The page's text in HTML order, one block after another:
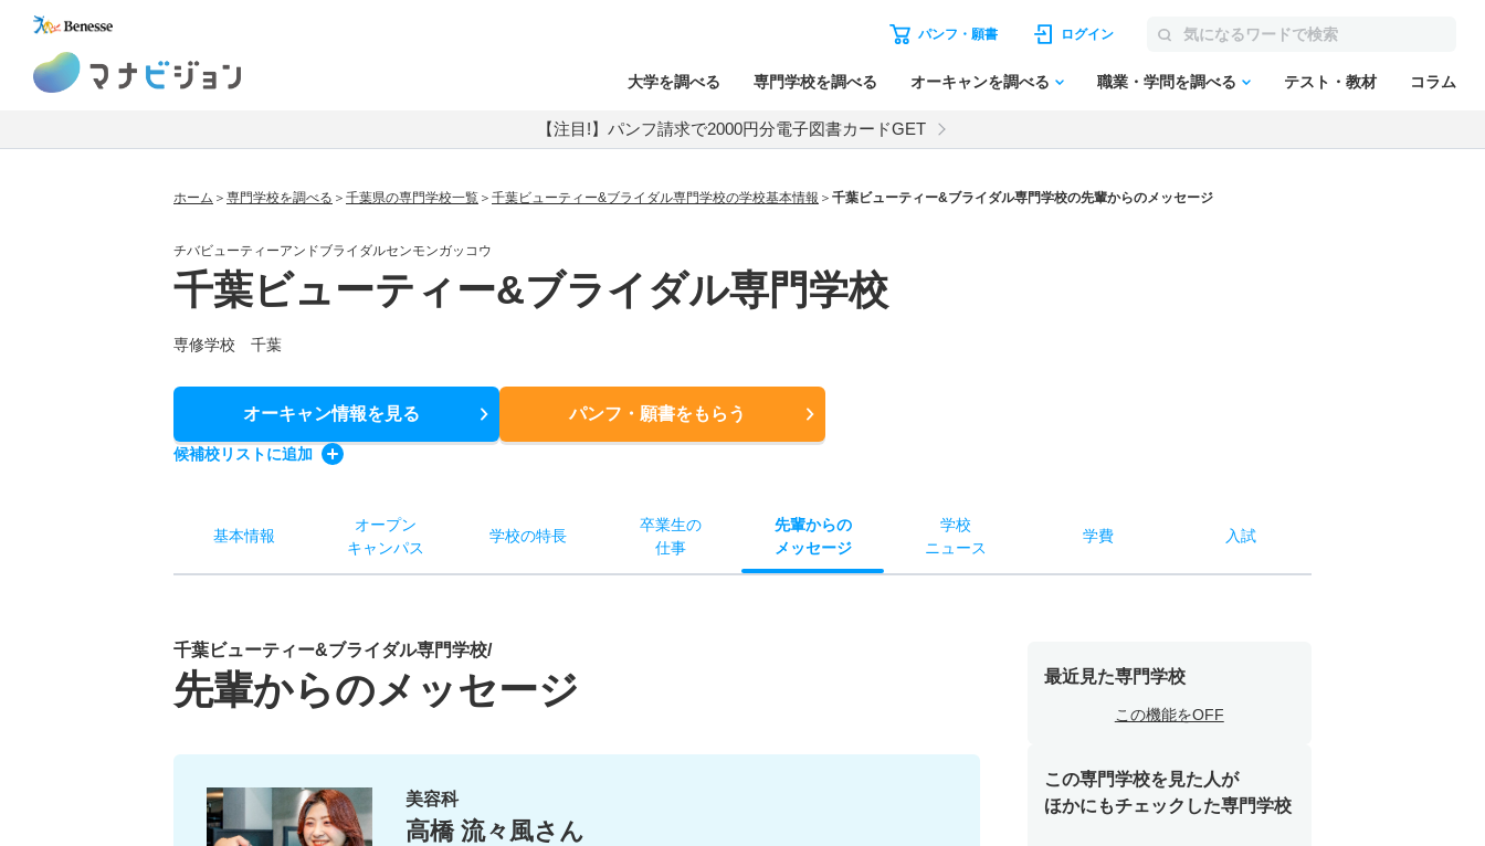
パンフ・願書 ログイン
大学を調べる 専門学校を調べる オーキャンを調べる 職業・学問を調べる テスト・教材 コラム
【注目!】パンフ請求で2000円分電子図書カードGET
ホーム 専門学校を調べる 千葉県の専門学校一覧 千葉ビューティー&ブライダル専門学校の学校基本情報 千葉ビューティー&ブライダル専門学校の先輩からのメッセージ
チバビューティーアンドブライダルセンモンガッコウ
千葉ビューティー&ブライダル専門学校
専修学校 千葉
オーキャン情報を見る パンフ・願書をもらう
候補校リストに追加
基本情報
オープン
キャンパス
学校の特長
卒業生の
仕事
先輩からの
メッセージ
学校
ニュース
学費 入試
千葉ビューティー&ブライダル専門学校/
先輩からのメッセージ
美容科
高橋 流々風さん
最近見た専門学校
この機能をOFF
この専門学校を見た人が
ほかにもチェックした専門学校